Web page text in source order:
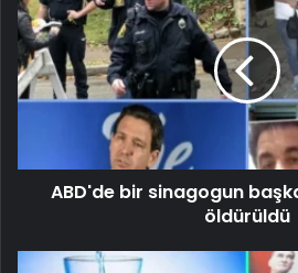
ABD'de bir sinagogun
öldürüldü